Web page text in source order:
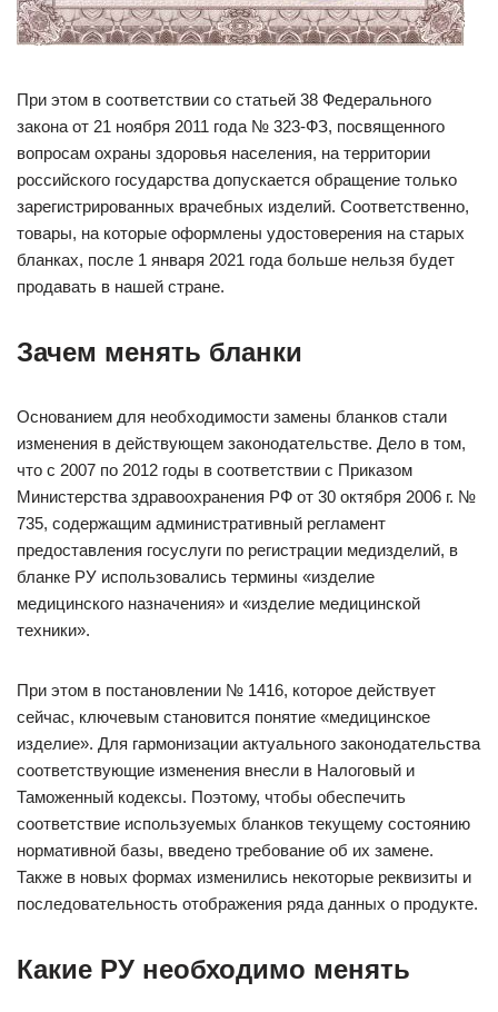
При этом в соответствии со статьей 38 Федерального
закона от 21 ноября 2011 года № 323-ФЗ, посвященного
вопросам охраны здоровья населения, на территории
российского государства допускается обращение только
зарегистрированных врачебных изделий. Соответственно,
товары, на которые оформлены удостоверения на старых
бланках, после 1 января 2021 года больше нельзя будет
продавать в нашей стране.
Зачем менять бланки
Основанием для необходимости замены бланков стали
изменения в действующем законодательстве. Дело в том,
что с 2007 по 2012 годы в соответствии с Приказом
Министерства здравоохранения РФ от 30 октября 2006 г. №
735, содержащим административный регламент
предоставления госуслуги по регистрации медизделий, в
бланке РУ использовались термины «изделие
медицинского назначения» и «изделие медицинской
техники».
При этом в постановлении № 1416, которое действует
сейчас, ключевым становится понятие «медицинское
изделие». Для гармонизации актуального законодательства
соответствующие изменения внесли в Налоговый и
Таможенный кодексы. Поэтому, чтобы обеспечить
соответствие используемых бланков текущему состоянию
нормативной базы, введено требование об их замене.
Также в новых формах изменились некоторые реквизиты и
последовательность отображения ряда данных о продукте.
Какие РУ необходимо менять